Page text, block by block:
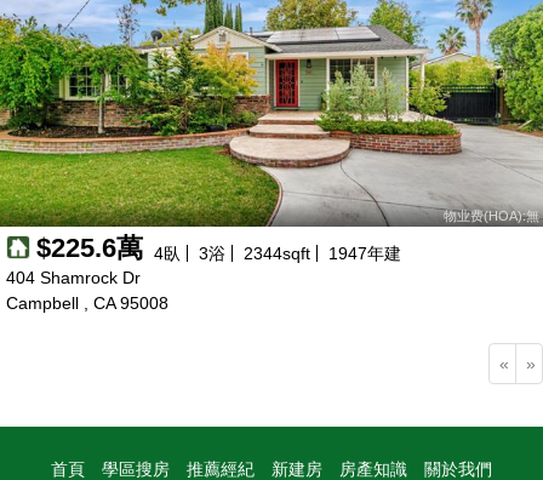
物业费(HOA):無
$225.6萬 4臥 3浴 2344sqft 1947年建
404 Shamrock Dr
Campbell , CA 95008
« »
首頁 學區搜房 推薦經紀 新建房 房產知識 關於我們